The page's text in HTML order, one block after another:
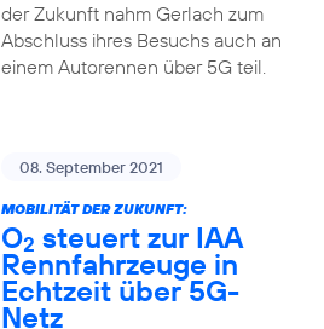
der Zukunft nahm Gerlach zum
Abschluss ihres Besuchs auch an
einem Autorennen über 5G teil.
08. September 2021
MOBILITÄT DER ZUKUNFT:
O2 steuert zur IAA
Rennfahrzeuge in
Echtzeit über 5G-
Netz